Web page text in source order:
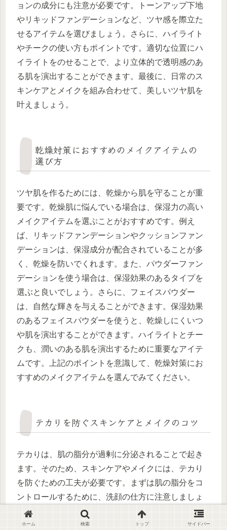
ョンの成分にも注意が必要です。トーンアップ下地
やリキッドファンデーションなど、ツヤ感を際立た
せるアイテムを選びましょう。さらに、ハイライト
やチークの使い方もポイントです。適切な位置にハ
イライトをのせることで、より立体的で透明感のあ
る肌を演出することができます。最後に、日常のス
キンケアとメイクを組み合わせて、美しいツヤ肌を
叶えましょう。
乾燥対策におすすめのメイクアイテムの
選び方
ツヤ肌を作るためには、乾燥から肌を守ることが重
要です。乾燥肌に悩んでいる場合は、保湿力の高い
メイクアイテムを選ぶことがおすすめです。例え
ば、リキッドファンデーションやクッションファン
デーションは、保湿成分が配合されていることが多
く、乾燥を防いでくれます。また、パウダーファン
デーションを使う場合は、保湿効果のあるタイプを
選ぶと良いでしょう。さらに、フェイスパウダー
は、自然な輝きを与えることができます。保湿効果
のあるフェイスパウダーを使うと、乾燥しにくいつ
や肌を演出することができます。ハイライトとチー
クも、潤いのある肌を演出するために重要なアイテ
ムです。上記のポイントを意識して、乾燥対策にお
すすめのメイクアイテムを選んでみてください。
テカりを防ぐスキンケアとメイクのコツ
テカりは、肌の脂分が過剰に分泌されることで起き
ます。そのため、スキンケアやメイクには、テカり
を防ぐための工夫が必要です。まずは肌の脂分をコ
ントロールするために、洗顔の仕方に注意しましょ
う。洗顔料をしっかり泡立て、優しくマッサージす
るように洗うことで、余分な脂分を落とすことがで
ホーム 検索 トップ サイドバー